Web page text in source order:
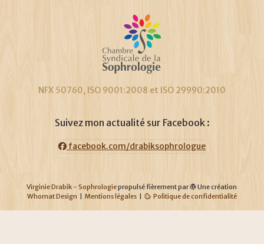
NFX 50760, ISO 9001:2008 et ISO 29990:2010
Suivez mon actualité sur Facebook :
facebook.com/drabiksophrologue
Virginie Drabik - Sophrologiepropulsé fièrement par
Une création
Whornat Design | Mentions légales | Politique de confidentialité